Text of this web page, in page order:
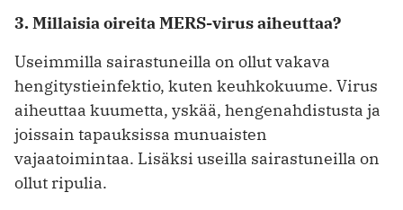
3. Millaisia oireita MERS-virus aiheuttaa?
Useimmilla sairastuneilla on ollut vakava
hengitystieinfektio, kuten keuhkokuume. Virus
aiheuttaa kuumetta, yskää, hengenahdistusta ja
joissain tapauksissa munuaisten
vajaatoimintaa. Lisäksi useilla sairastuneilla on
ollut ripulia.